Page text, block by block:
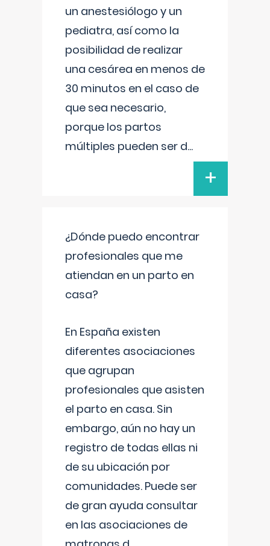
un anestesiólogo y un
pediatra, así como la
posibilidad de realizar
una cesárea en menos de
30 minutos en el caso de
que sea necesario,
porque los partos
múltiples pueden ser d...
+
¿Dónde puedo encontrar
profesionales que me
atiendan en un parto en
casa?
En España existen
diferentes asociaciones
que agrupan
profesionales que asisten
el parto en casa. Sin
embargo, aún no hay un
registro de todas ellas ni
de su ubicación por
comunidades. Puede ser
de gran ayuda consultar
en las asociaciones de